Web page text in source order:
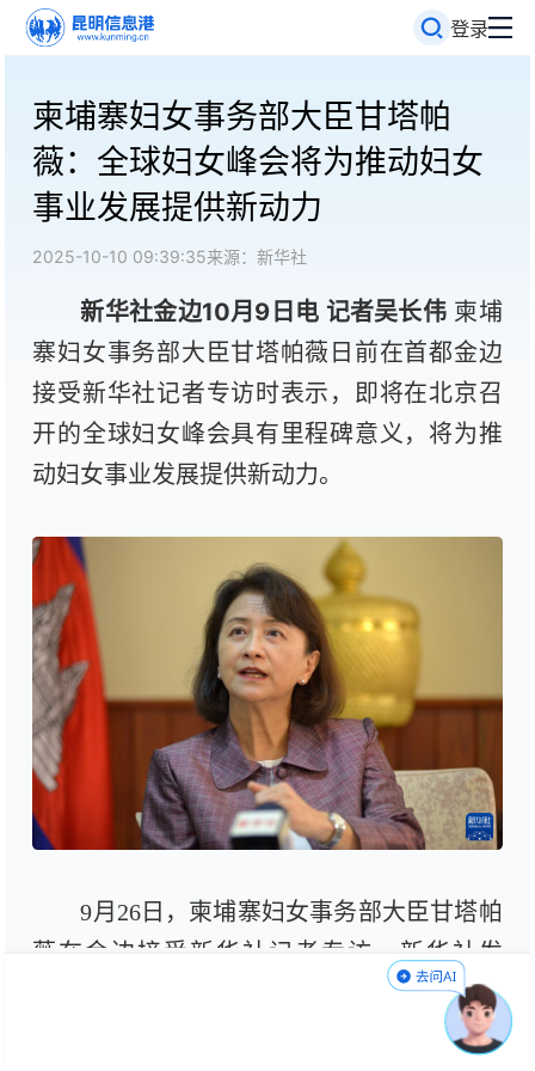
登录
柬埔寨妇女事务部大臣甘塔帕
薇：全球妇女峰会将为推动妇女
事业发展提供新动力
2025-10-10 09:39:35来源：新华社
新华社金边10月9日电 记者吴长伟柬埔
寨妇女事务部大臣甘塔帕薇日前在首都金边
接受新华社记者专访时表示，即将在北京召
开的全球妇女峰会具有里程碑意义，将为推
动妇女事业发展提供新动力。
9月26日，柬埔寨妇女事务部大臣甘塔帕
薇在金边接受新华社记者专访。新华社发